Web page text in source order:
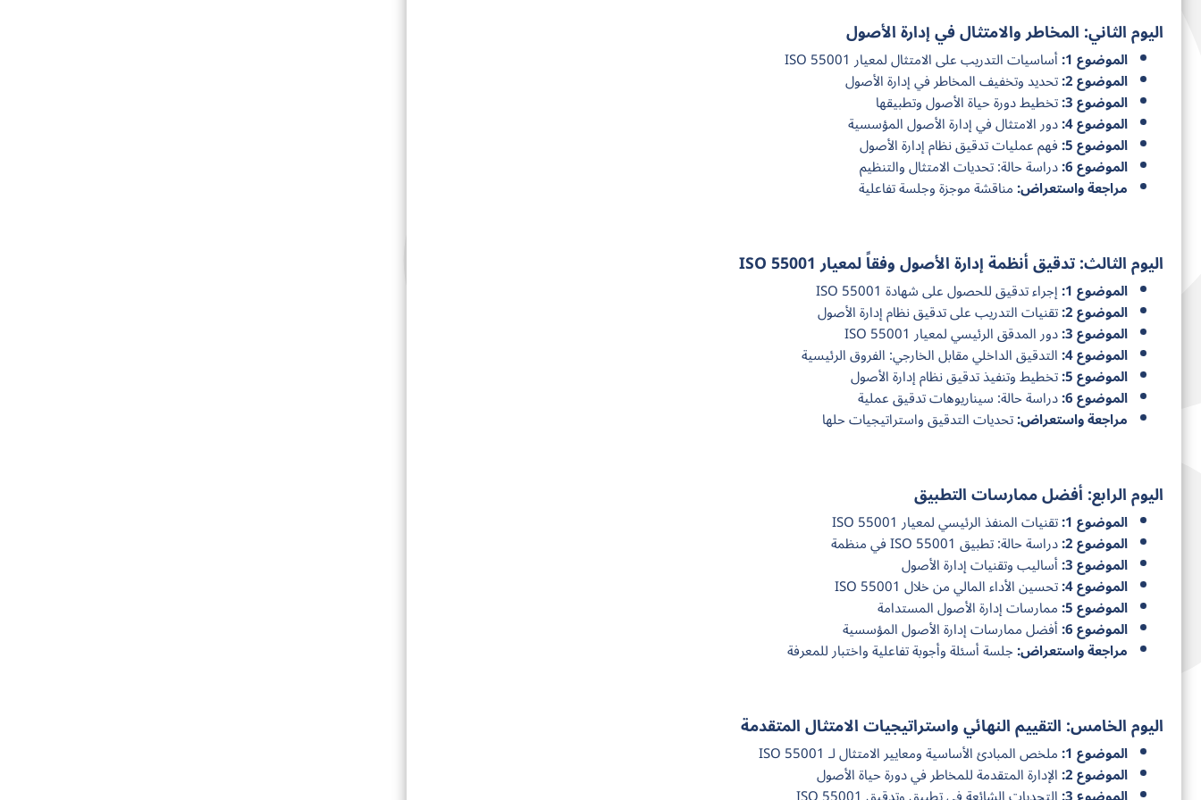
اليوم الثاني: المخاطر والامتثال في إدارة الأصول
الموضوع 1: أساسيات التدريب على الامتثال لمعيار ISO 55001
الموضوع 2: تحديد وتخفيف المخاطر في إدارة الأصول
الموضوع 3: تخطيط دورة حياة الأصول وتطبيقها
الموضوع 4: دور الامتثال في إدارة الأصول المؤسسية
الموضوع 5: فهم عمليات تدقيق نظام إدارة الأصول
الموضوع 6: دراسة حالة: تحديات الامتثال والتنظيم
مراجعة واستعراض:مناقشة موجزة وجلسة تفاعلية
اليوم الثالث: تدقيق أنظمة إدارة الأصول وفقاً لمعيار ISO 55001
الموضوع 1: إجراء تدقيق للحصول على شهادة ISO 55001
الموضوع 2: تقنيات التدريب على تدقيق نظام إدارة الأصول
الموضوع 3: دور المدقق الرئيسي لمعيار ISO 55001
الموضوع 4: التدقيق الداخلي مقابل الخارجي: الفروق الرئيسية
الموضوع 5: تخطيط وتنفيذ تدقيق نظام إدارة الأصول
الموضوع 6: دراسة حالة: سيناريوهات تدقيق عملية
مراجعة واستعراض:تحديات التدقيق واستراتيجيات حلها
اليوم الرابع: أفضل ممارسات التطبيق
الموضوع 1: تقنيات المنفذ الرئيسي لمعيار ISO 55001
الموضوع 2: دراسة حالة: تطبيق ISO 55001 في منظمة
الموضوع 3: أساليب وتقنيات إدارة الأصول
الموضوع 4: تحسين الأداء المالي من خلال ISO 55001
الموضوع 5: ممارسات إدارة الأصول المستدامة
الموضوع 6: أفضل ممارسات إدارة الأصول المؤسسية
مراجعة واستعراض:جلسة أسئلة وأجوبة تفاعلية واختبار للمعرفة
اليوم الخامس: التقييم النهائي واستراتيجيات الامتثال المتقدمة
الموضوع 1: ملخص المبادئ الأساسية ومعايير الامتثال لـ ISO 55001
الموضوع 2: الإدارة المتقدمة للمخاطر في دورة حياة الأصول